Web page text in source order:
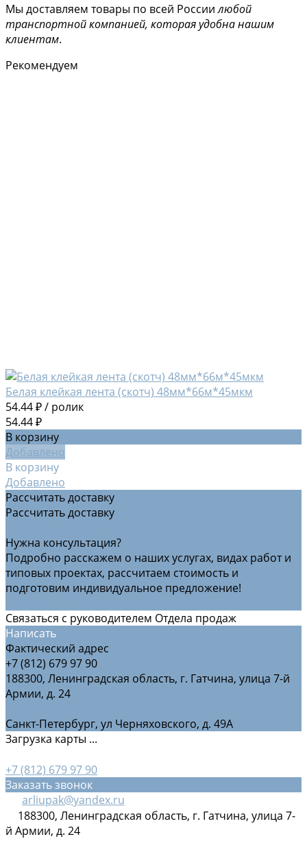
Мы доставляем товары по всей Россиилюбой
транспортной компанией, которая удобна нашим
клиентам.
Рекомендуем
Белая клейкая лента (скотч) 48мм*66м*45мкм
54.44 ₽/ ролик
54.44 ₽
В корзину
Добавлено
В корзину
Добавлено
Рассчитать доставку
Рассчитать доставку
Нужна консультация?
Подробно расскажем о наших услугах, видах работ и
типовых проектах, рассчитаем стоимость и
подготовим индивидуальное предложение!
Связаться с руководителем Отдела продаж
Написать
Фактический адрес
+7 (812) 679 97 90
188300, Ленинградская область, г. Гатчина, улица 7-й
Армии, д. 24
Санкт-Петербург, ул Черняховского, д. 49А
Загрузка карты ...
+7 (812) 679 97 90
Заказать звонок
arliupak@yandex.ru
188300, Ленинградская область, г. Гатчина, улица 7-
й Армии, д. 24